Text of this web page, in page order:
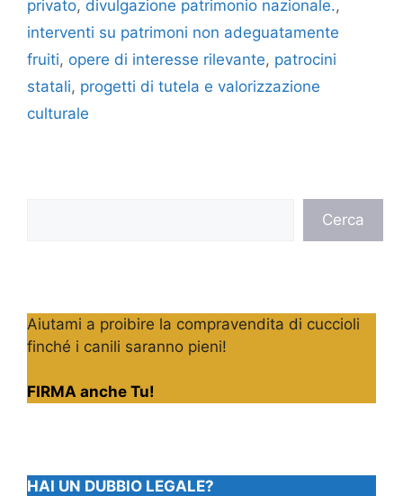
privato, divulgazione patrimonio nazionale.,
interventi su patrimoni non adeguatamente
fruiti, opere di interesse rilevante, patrocini
statali, progetti di tutela e valorizzazione
culturale
Cerca
Aiutami a proibire la compravendita di cuccioli
finché i canili saranno pieni!
FIRMA anche Tu!
HAI UN DUBBIO LEGALE?